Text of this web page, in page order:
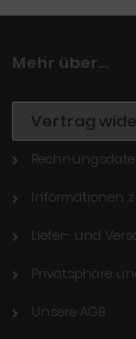
Mehr über...
Vertrag
Informationen
Liefer- und
Privatsphäre
Unsere AGB